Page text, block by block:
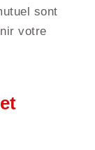
sont
votre